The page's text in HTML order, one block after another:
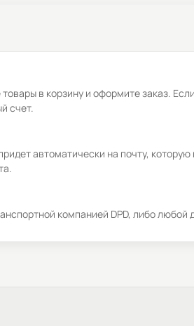
в корзину и оформите заказ.
счет.
автоматически на почту,
компанией DPD, либо любой